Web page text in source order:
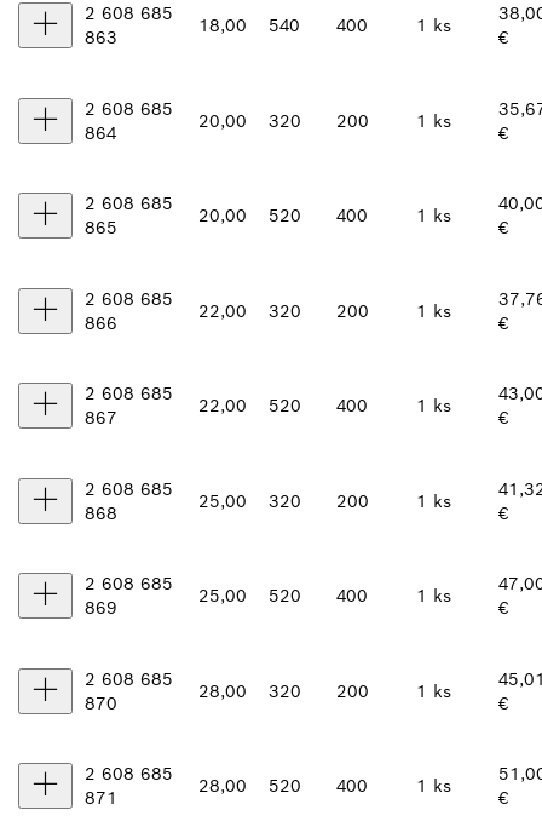
2 608 685
863
18,00 540 400 1 ks
€
2 608 685
864
20,00 320 200 1 ks
€
2 608 685
865
20,00 520 400 1 ks
€
2 608 685
866
22,00 320 200 1 ks
€
2 608 685
867
22,00 520 400 1 ks
€
2 608 685
868
25,00 320 200 1 ks
€
2 608 685
869
25,00 520 400 1 ks
€
2 608 685
870
28,00 320 200 1 ks
€
2 608 685
871
28,00 520 400 1 ks
€